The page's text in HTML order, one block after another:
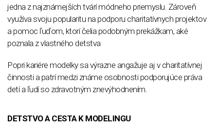
jedna z najznámejších tvárí módneho priemyslu. Zároveň
využíva svoju popularitu na podporu charitatívnych projektov
a pomoc ľuďom, ktorí čelia podobným prekážkam, aké
poznala z vlastného detstva
Popri kariére modelky sa výrazne angažuje aj v charitatívnej
činnosti a patrí medzi známe osobnosti podporujúce práva
detí a ľudí so zdravotným znevýhodnením.
DETSTVO A CESTA K MODELINGU